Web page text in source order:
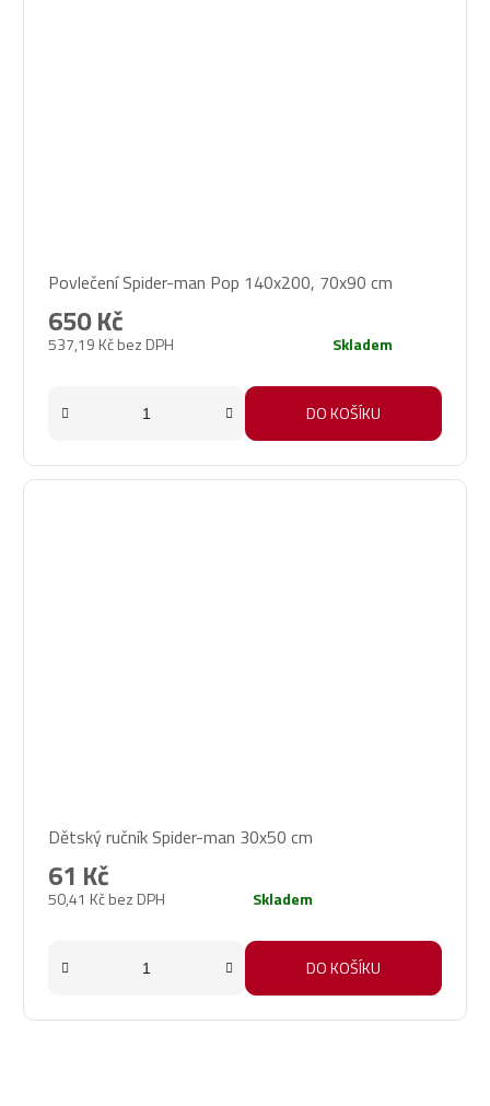
Povlečení Spider-man Pop 140x200, 70x90 cm
537,19 Kč bez DPH
650 Kč
Skladem
DO KOŠÍKU
Dětský ručník Spider-man 30x50 cm
50,41 Kč bez DPH
61 Kč
Skladem
DO KOŠÍKU